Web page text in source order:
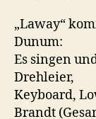
„Laway“
Dunum:
Es singen
Drehleier,
Keyboard,
Brandt